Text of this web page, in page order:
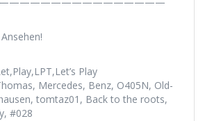
Play
Mercedes, Benz, O405N, Old-
tomtaz01, Back to the roots,
#028